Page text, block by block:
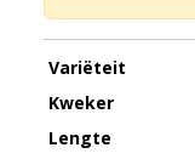
Variëteit
Kweker
Lengte